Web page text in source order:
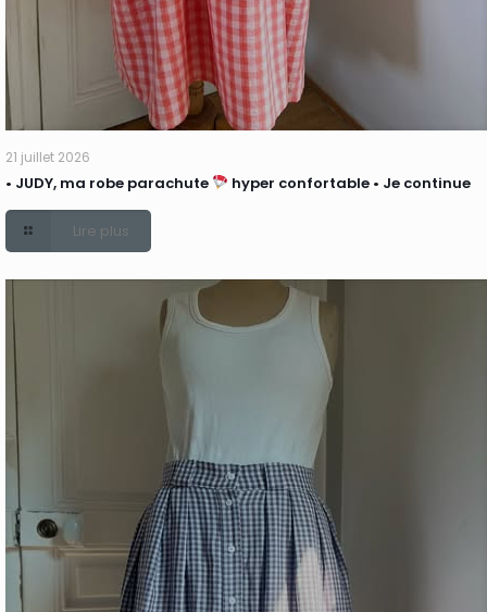
21 juillet 2026
• JUDY, ma robe parachute hyper confortable • Je continue
Lire plus